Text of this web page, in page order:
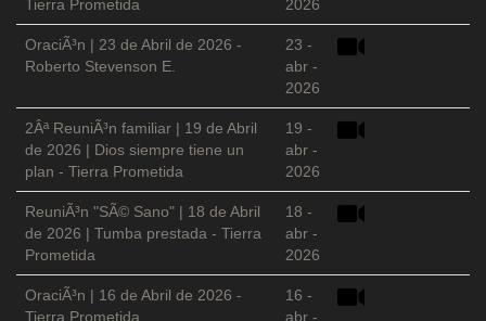
Tierra Prometida
2026
OraciÃ³n | 23 de Abril de 2026 -
Roberto Stevenson E.
23 -
abr -
2026
2Âª ReuniÃ³n familiar | 19 de Abril
de 2026 | Dios siempre tiene un
plan - Tierra Prometida
19 -
abr -
2026
ReuniÃ³n "SÃ© Sano" | 18 de Abril
de 2026 | Tumba prestada - Tierra
Prometida
18 -
abr -
2026
OraciÃ³n | 16 de Abril de 2026 -
Tierra Prometida
16 -
abr -